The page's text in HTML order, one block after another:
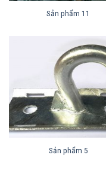
Sản phẩm 11
Sản phẩm 5